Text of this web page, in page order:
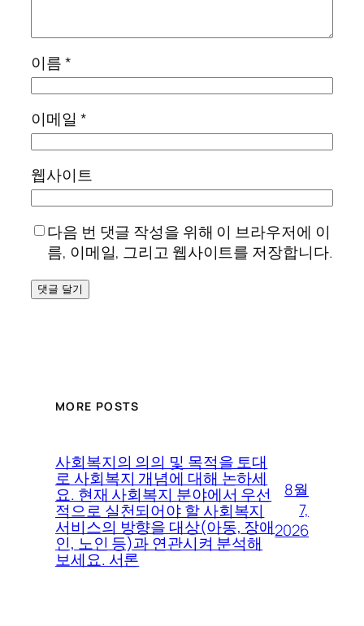
이름*
이메일 *
웹사이트
다음 번 댓글 작성을 위해 이 브라우저에 이
름, 이메일, 그리고 웹사이트를 저장합니다.
MORE POSTS
사회복지의 의의 및 목적을 토대
로 사회복지 개념에 대해 논하세
요. 현재 사회복지 분야에서 우선
적으로 실천되어야 할 사회복지
서비스의 방향을 대상(아동, 장애
인, 노인 등)과 연관시켜 분석해
보세요. 서론
8월
7,
2026